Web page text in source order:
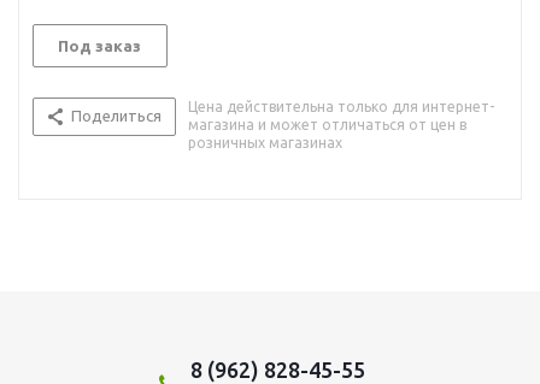
Под заказ
Поделиться
Цена действительна только для интернет-
магазина и может отличаться от цен в
розничных магазинах
8 (962) 828-45-55